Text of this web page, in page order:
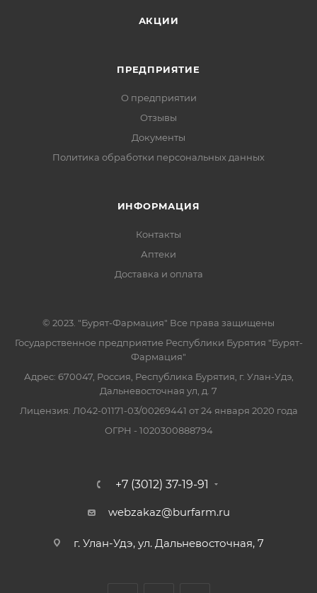
АКЦИИ
ПРЕДПРИЯТИЕ
О предприятии
Отзывы
Документы
Политика обработки персональных данных
ИНФОРМАЦИЯ
Контакты
Аптеки
Доставка и оплата
© 2023. "Бурят-Фармация" Все права защищены
Государственное предприятие Республики Бурятия "Бурят-
Фармация"
Адрес: 670047, Россия, Республика Бурятия, г. Улан-Удэ,
Дальневосточная ул, д. 7
Лицензия: Л042-01171-03/00269441 от 24 января 2020 года
ОГРН - 1020300888794
+7 (3012) 37-19-91
webzakaz@burfarm.ru
г. Улан-Удэ, ул. Дальневосточная, 7